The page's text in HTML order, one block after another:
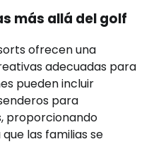
más allá del golf
ofrecen una
adecuadas para
pueden incluir
para
proporcionando
las familias se